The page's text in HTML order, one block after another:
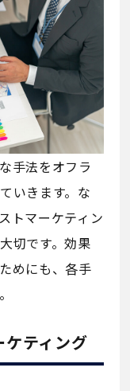
手法をオフラ
いきます。な
トマーケティン
切です。効果
めにも、各手
ティング